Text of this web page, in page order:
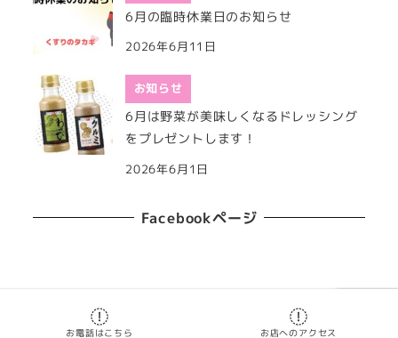
6月の臨時休業日のお知らせ
2026年6月11日
お知らせ
6月は野菜が美味しくなるドレッシング
をプレゼントします！
2026年6月1日
Facebookページ
お電話はこちら お店へのアクセス